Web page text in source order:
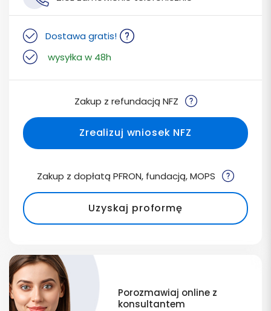
Dostawa gratis!
wysyłka w 48h
Zakup z refundacją NFZ
Zrealizuj wniosek NFZ
Zakup z dopłatą PFRON, fundacją, MOPS
Uzyskaj proformę
Porozmawiaj online z
konsultantem